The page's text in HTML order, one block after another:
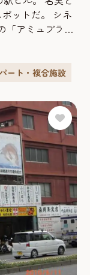
ットだ。 シネ
「アミュプラザ
」が注目
したシネコン
ばめの杜ひろ
ート・複合施設